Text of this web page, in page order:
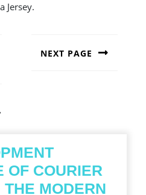
Jersey.
NEXT PAGE
OF COURIER
MODERN